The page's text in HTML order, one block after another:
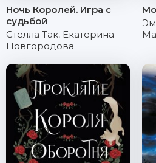
Ночь Королей. Игра с
судьбой
Стелла Так, Екатерина
Новгородова